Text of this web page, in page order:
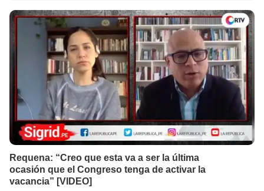
Requena: “Creo que esta va a ser la última
ocasión que el Congreso tenga de activar la
vacancia” [VIDEO]